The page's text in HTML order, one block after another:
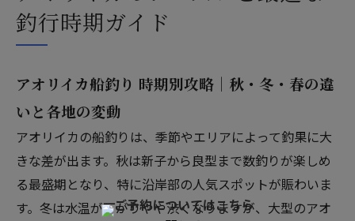
釣行時期ガイド
アオリイカ船釣り 時期別攻略｜秋・冬・春の違
いと各地の変動
アオリイカの船釣りは、季節やエリアによって釣果に大
きな差が出ます。秋は新子から良型まで数釣りが楽しめ
る最盛期となり、特に沿岸部の人気スポットが賑わいま
す。冬は水温が下がりやや渋くなりますが、大型のアオ